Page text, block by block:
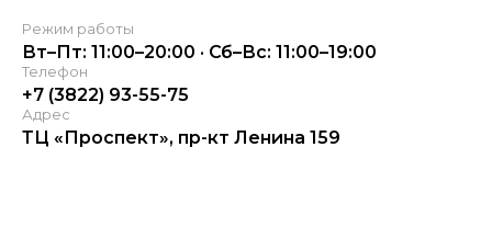
Режим работы
Вт–Пт: 11:00–20:00 · Сб–Вс: 11:00–19:00
Телефон
+7 (3822) 93-55-75
Адрес
ТЦ «Проспект», пр-кт Ленина 159